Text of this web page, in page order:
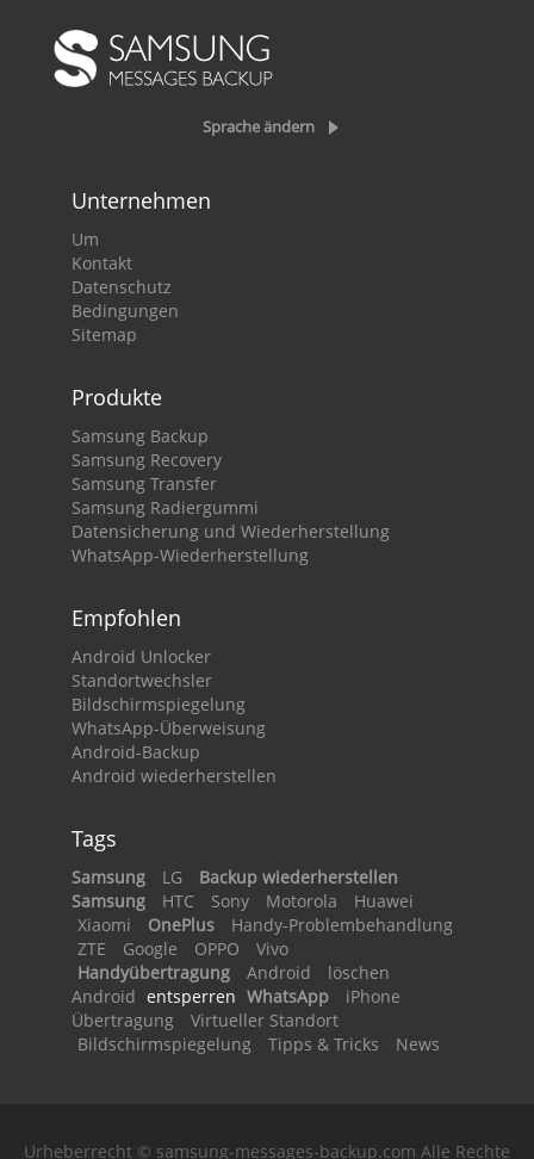
Sprache ändern
Unternehmen
Um
Kontakt
Datenschutz
Bedingungen
Sitemap
Produkte
Samsung Backup
Samsung Recovery
Samsung Transfer
Samsung Radiergummi
Datensicherung und Wiederherstellung
WhatsApp-Wiederherstellung
Empfohlen
Android Unlocker
Standortwechsler
Bildschirmspiegelung
WhatsApp-Überweisung
Android-Backup
Android wiederherstellen
Tags
Samsung LG
Backup wiederherstellen
Samsung
HTC Sony Motorola
Huawei
Xiaomi
OnePlus
Handy-Problembehandlung
ZTE
Google OPPO
Vivo
Handyübertragung
Android
löschen
Android entsperren WhatsApp
iPhone
Übertragung
Virtueller Standort
Bildschirmspiegelung
Tipps & Tricks News
Urheberrecht © samsung-messages-backup.com Alle Rechte